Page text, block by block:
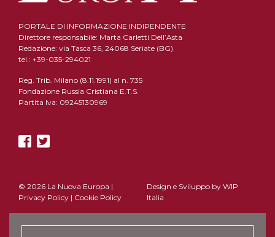
PORTALE DI INFORMAZIONE INDIPENDENTE
Direttore responsabile: Marta Carletti Dell’Asta
Redazione: via Tasca 36, 24068 Seriate (BG)
tel.: +39-035-294021
Reg. Trib. Milano (8.11.1991) al n. 735
Fondazione Russia Cristiana E.T.S.
Partita Iva: 09245130969
© 2026 La Nuova Europa |
Privacy Policy | Cookie Policy
Design e Sviluppo by WIP
Italia